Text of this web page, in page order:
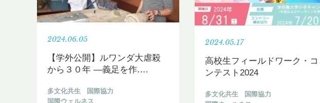
2024.06.05
【学外公開】ルワンダ大虐殺
から３０年 —義足を作.…
多文化共生
国際協力
国際ウェルネス
2024.05.17
高校生フィールドワーク・コ
ンテスト2024
多文化共生
国際協力